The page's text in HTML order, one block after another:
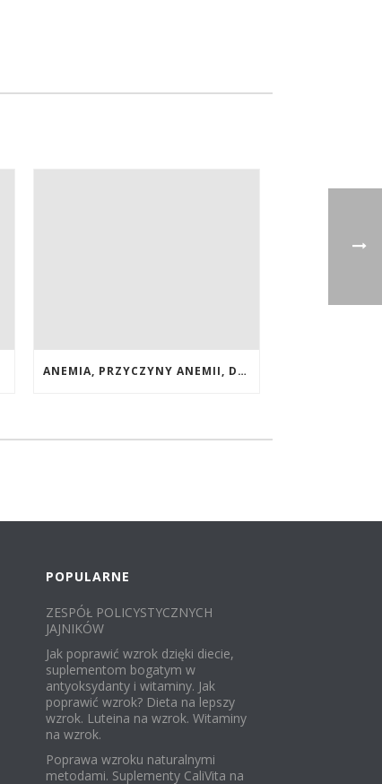
ANEMIA, PRZYCZYNY ANEMII, DIETA
POPULARNE
ZESPÓŁ POLICYSTYCZNYCH
JAJNIKÓW
Jak poprawić wzrok dzięki diecie,
suplementom bogatym w
antyoksydanty i witaminy. Jak
poprawić wzrok? Dieta na lepszy
wzrok. Luteina na wzrok. Witaminy
na wzrok.
Poprawa wzroku naturalnymi
metodami. Suplementy CaliVita na